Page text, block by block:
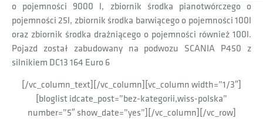
o pojemności 9000 l, zbiornik środka pianotwórczego o
pojemności 25l, zbiornik środka barwiącego o pojemności 100l
oraz zbiornik środka drażniącego o pojemności również 100l.
Pojazd został zabudowany na podwozu SCANIA P450 z
silnikiem DC13 164 Euro 6
[/vc_column_text][/vc_column][vc_column width=”1/3″]
[bloglist idcate_post=”bez-kategorii,wiss-polska”
number=”5″ show_date=”yes”][/vc_column][/vc_row]